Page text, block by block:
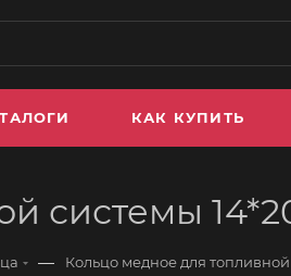
КАК КУПИТЬ
системы
— Кольцо медное для